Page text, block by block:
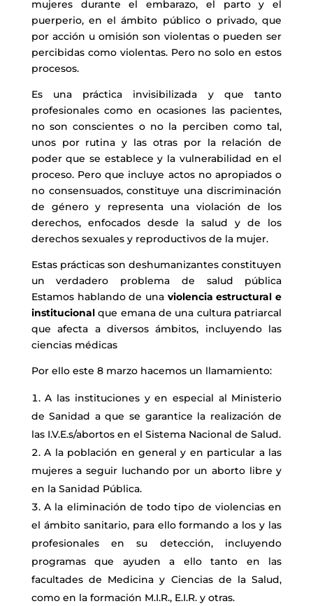
mujeres durante el embarazo, el parto y el
puerperio, en el ámbito público o privado, que
por acción u omisión son violentas o pueden ser
percibidas como violentas. Pero no solo en estos
procesos.
Es una práctica invisibilizada y que tanto
profesionales como en ocasiones las pacientes,
no son conscientes o no la perciben como tal,
unos por rutina y las otras por la relación de
poder que se establece y la vulnerabilidad en el
proceso. Pero que incluye actos no apropiados o
no consensuados, constituye una discriminación
de género y representa una violación de los
derechos, enfocados desde la salud y de los
derechos sexuales y reproductivos de la mujer.
Estas prácticas son deshumanizantes constituyen
un verdadero problema de salud pública
Estamos hablando de una violencia estructural e
institucionalque emana de una cultura patriarcal
que afecta a diversos ámbitos, incluyendo las
ciencias médicas
Por ello este 8 marzo hacemos un llamamiento:
A las instituciones y en especial al Ministerio
de Sanidad a que se garantice la realización de
las I.V.E.s/abortos en el Sistema Nacional de Salud.
A la población en general y en particular a las
mujeres a seguir luchando por un aborto libre y
en la Sanidad Pública.
A la eliminación de todo tipo de violencias en
el ámbito sanitario, para ello formando a los y las
profesionales en su detección, incluyendo
programas que ayuden a ello tanto en las
facultades de Medicina y Ciencias de la Salud,
como en la formación M.I.R., E.I.R. y otras.